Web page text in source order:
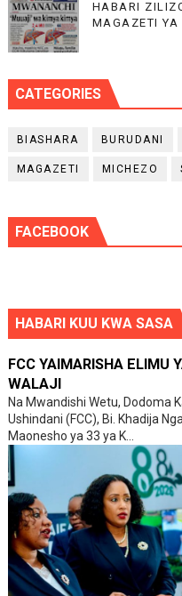
HABARI
MAGAZETI
CATEGORIES
BIASHARA BURUDANI
MAGAZETI MICHEZO
FACEBOOK
HABARI KUU KWA SASA
FCC YAIMARISHA ELIMU
WALAJI
Na Mwandishi Wetu, Dodoma
Ushindani (FCC), Bi. Khadija
Maonesho ya 33 ya K...